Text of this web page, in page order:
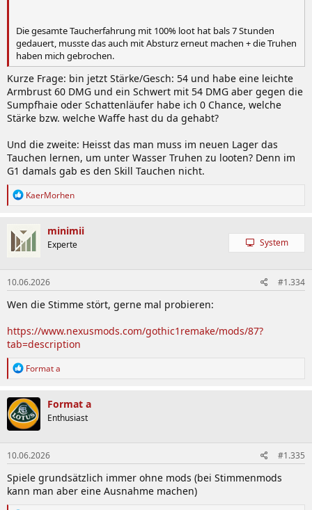
Die gesamte Taucherfahrung mit 100% loot hat bals 7 Stunden
gedauert, musste das auch mit Absturz erneut machen + die Truhen
haben mich gebrochen.
Kurze Frage: bin jetzt Stärke/Gesch: 54 und habe eine leichte
Armbrust 60 DMG und ein Schwert mit 54 DMG aber gegen die
Sumpfhaie oder Schattenläufer habe ich 0 Chance, welche
Stärke bzw. welche Waffe hast du da gehabt?
Und die zweite: Heisst das man muss im neuen Lager das
Tauchen lernen, um unter Wasser Truhen zu looten? Denn im
G1 damals gab es den Skill Tauchen nicht.
R
t
i
n
e
n
:
KaerMorhen
minimii
Experte System
10.06.2026 #1.334
Wen die Stimme stört, gerne mal probieren:
https://www.nexusmods.com/gothic1remake/mods/87?
tab=description
R
k
t
i
o
n
e
n
:
Format a
Format a
Enthusiast
10.06.2026 #1.335
Spiele grundsätzlich immer ohne mods (bei Stimmenmods
kann man aber eine Ausnahme machen)